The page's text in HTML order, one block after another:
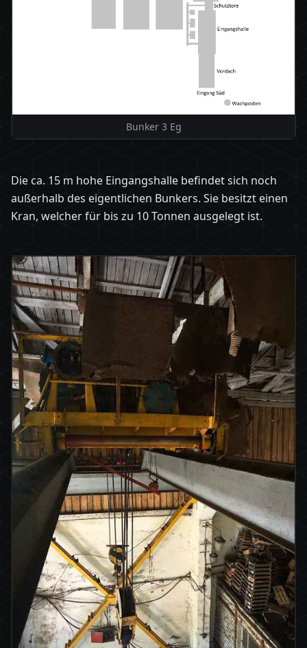
Bunker 3 Eg
Die ca. 15 m hohe Eingangshalle befindet sich noch
außerhalb des eigentlichen Bunkers. Sie besitzt einen
Kran, welcher für bis zu 10 Tonnen ausgelegt ist.